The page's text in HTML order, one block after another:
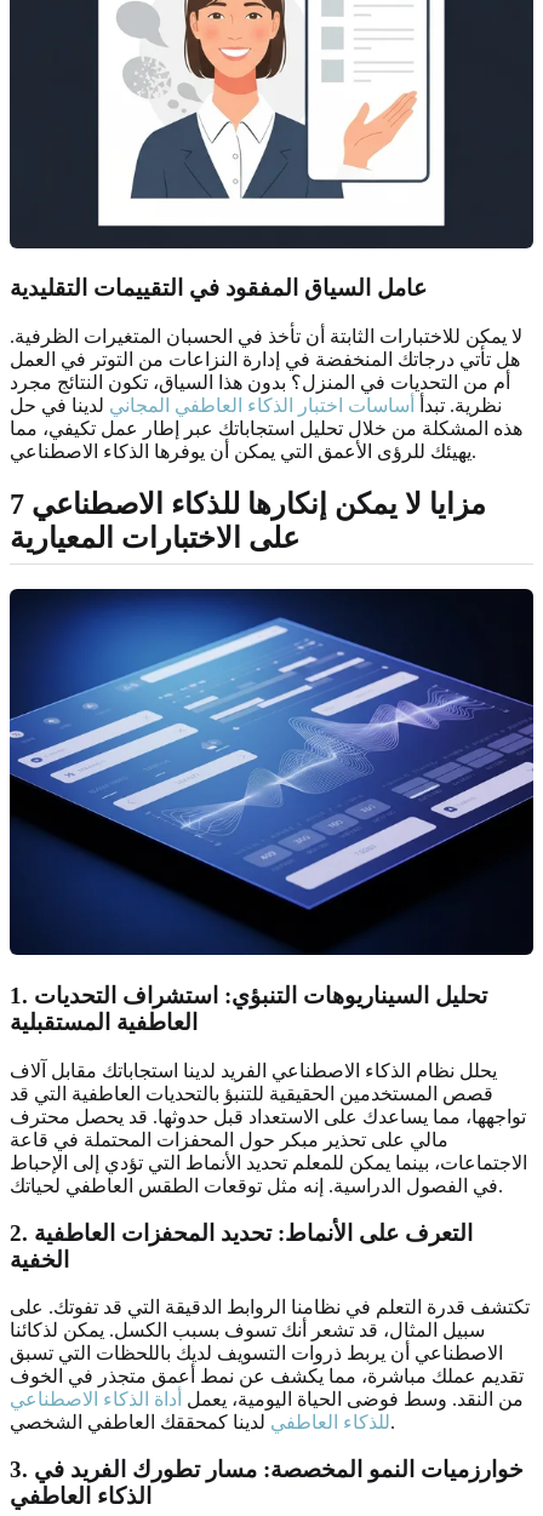
عامل السياق المفقود في التقييمات التقليدية
لا يمكن للاختبارات الثابتة أن تأخذ في الحسبان المتغيرات الظرفية.
هل تأتي درجاتك المنخفضة في إدارة النزاعات من التوتر في العمل
أم من التحديات في المنزل؟ بدون هذا السياق، تكون النتائج مجرد
نظرية. تبدأ
أساسات اختبار الذكاء العاطفي المجاني لدينا في حل
هذه المشكلة من خلال تحليل استجاباتك عبر إطار عمل تكيفي، مما
يهيئك للرؤى الأعمق التي يمكن أن يوفرها الذكاء الاصطناعي.
7 مزايا لا يمكن إنكارها للذكاء الاصطناعي
على الاختبارات المعيارية
1. تحليل السيناريوهات التنبؤي: استشراف التحديات
العاطفية المستقبلية
يحلل نظام الذكاء الاصطناعي الفريد لدينا استجاباتك مقابل آلاف
قصص المستخدمين الحقيقية للتنبؤ بالتحديات العاطفية التي قد
تواجهها، مما يساعدك على الاستعداد قبل حدوثها. قد يحصل محترف
مالي على تحذير مبكر حول المحفزات المحتملة في قاعة
الاجتماعات، بينما يمكن للمعلم تحديد الأنماط التي تؤدي إلى الإحباط
في الفصول الدراسية. إنه مثل توقعات الطقس العاطفي لحياتك.
2. التعرف على الأنماط: تحديد المحفزات العاطفية
الخفية
تكتشف قدرة التعلم في نظامنا الروابط الدقيقة التي قد تفوتك. على
سبيل المثال، قد تشعر أنك تسوف بسبب الكسل. يمكن لذكائنا
الاصطناعي أن يربط ذروات التسويف لديك باللحظات التي تسبق
تقديم عملك مباشرة، مما يكشف عن نمط أعمق متجذر في الخوف
من النقد. وسط فوضى الحياة اليومية، يعمل أداة الذكاء الاصطناعي
للذكاء العاطفيلدينا كمحققك العاطفي الشخصي.
3. خوارزميات النمو المخصصة: مسار تطورك الفريد في
الذكاء العاطفي